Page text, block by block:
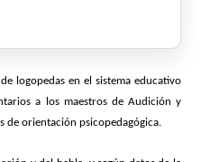
logopedas en el sistema educativo
a los maestros de Audición y
de orientación psicopedagógica.